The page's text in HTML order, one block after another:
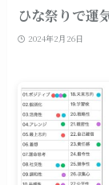
ひな祭りで運
2024年2月26日